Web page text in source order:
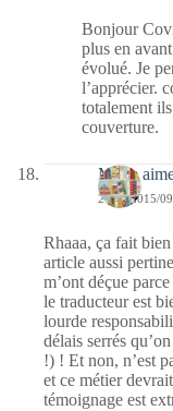
Bonjour
plus en
évolué. Je
l’apprécier.
totalement
couverture.
Marie
23/10/2015/
Rhaaa, ça fait
article aussi
m’ont déçue
le traducteur est
lourde
délais serrés
!) ! Et non, n’est
et ce métier
témoignage est